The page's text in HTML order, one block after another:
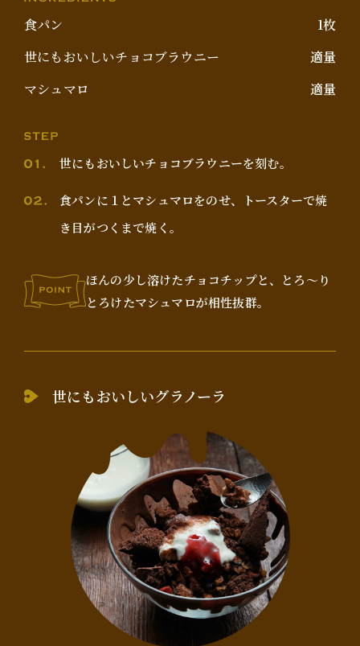
食パン
1枚
世にもおいしいチョコブラウニー
適量
マシュマロ
適量
世にもおいしいチョコブラウニーを刻む。
食パンに１とマシュマロをのせ、トースターで焼
き目がつくまで焼く。
ほんの少し溶けたチョコチップと、とろ～り
とろけたマシュマロが相性抜群。
世にもおいしいグラノーラ